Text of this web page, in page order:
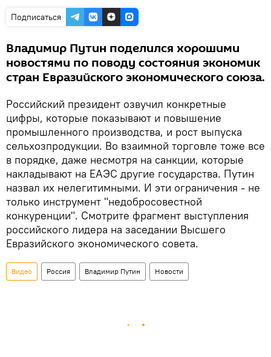
Подписаться
Владимир Путин поделился хорошими
новостями по поводу состояния экономик
стран Евразийского экономического союза.
Российский президент озвучил конкретные
цифры, которые показывают и повышение
промышленного производства, и рост выпуска
сельхозпродукции. Во взаимной торговле тоже все
в порядке, даже несмотря на санкции, которые
накладывают на ЕАЭС другие государства. Путин
назвал их нелегитимными. И эти ограничения - не
только инструмент "недобросовестной
конкуренции". Смотрите фрагмент выступления
российского лидера на заседании Высшего
Евразийского экономического совета.
Видео Россия Владимир Путин Новости